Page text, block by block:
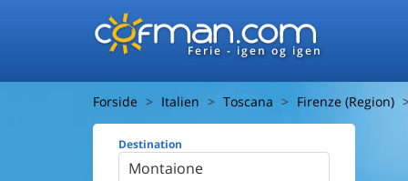
Ferie - igen og igen
Forside Italien Toscana Firenze (Region)
Destination